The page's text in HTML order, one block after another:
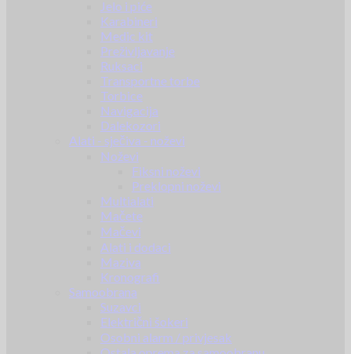
Jelo i piće
Karabineri
Medic kit
Preživljavanje
Ruksaci
Transportne torbe
Torbice
Navigacija
Dalekozori
Alati - sječiva - noževi
Noževi
Fiksni noževi
Preklopni noževi
Multialati
Mačete
Mačevi
Alati i dodaci
Maziva
Kronografi
Samoobrana
Suzavci
Električni šokeri
Osobni alarm / privjesak